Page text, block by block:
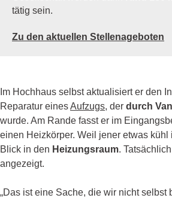
tätig sein.
Zu den aktuellen Stellenageboten
Im Hochhaus selbst aktualisiert er den
Reparatur einesAufzugs, der durch
wurde. Am Rande fasst er im
einen Heizkörper. Weil jener etwas kühl
Blick in den Heizungsraum.
angezeigt.
„Das ist eine Sache, die wir nicht selbst